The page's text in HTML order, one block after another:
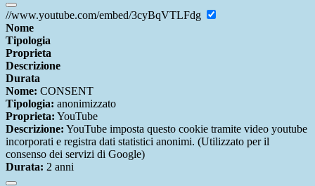
//www.youtube.com/embed/3cyBqVTLFdg
Nome
Tipologia
Proprieta
Descrizione
Durata
Nome: CONSENT
Tipologia: anonimizzato
Proprieta: YouTube
Descrizione: YouTube imposta questo cookie tramite video youtube
incorporati e registra dati statistici anonimi. (Utilizzato per il
consenso dei servizi di Google)
Durata: 2 anni